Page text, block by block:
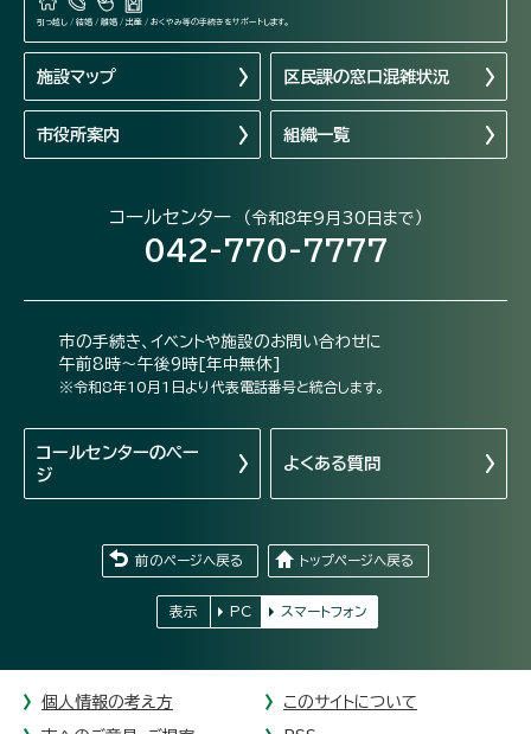
引っ越し / 結婚 / 離婚 / 出産 / おくやみ等の手続きをサポートします。
施設マップ 区民課の窓口混雑状況
市役所案内 組織一覧
コールセンター （令和8年9月30日まで）
042-770-7777
市の手続き、イベントや施設のお問い合わせに
午前8時～午後9時[年中無休]
※令和8年10月1日より代表電話番号と統合します。
コールセンターのペー
ジ
よくある質問
前のページへ戻る トップページへ戻る
表示 PC スマートフォン
個人情報の考え方 このサイトについて